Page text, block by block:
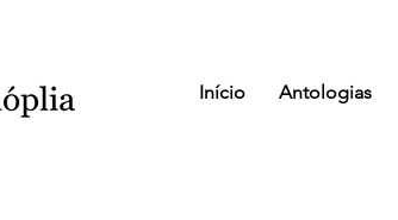
Início Antologias